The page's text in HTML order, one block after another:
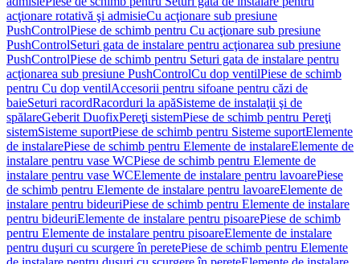
acţionare rotativă şi admisieCu acţionare sub presiune
PushControlPiese de schimb pentru Cu acţionare sub presiune
PushControlSeturi gata de instalare pentru acţionarea sub presiune
PushControlPiese de schimb pentru Seturi gata de instalare pentru
acţionarea sub presiune PushControlCu dop ventilPiese de schimb
pentru Cu dop ventilAccesorii pentru sifoane pentru căzi de
baieSeturi racordRacorduri la apăSisteme de instalaţii şi de
spălareGeberit DuofixPereţi sistemPiese de schimb pentru Pereţi
sistemSisteme suportPiese de schimb pentru Sisteme suportElemente
de instalarePiese de schimb pentru Elemente de instalareElemente de
instalare pentru vase WCPiese de schimb pentru Elemente de
instalare pentru vase WCElemente de instalare pentru lavoarePiese
de schimb pentru Elemente de instalare pentru lavoareElemente de
instalare pentru bideuriPiese de schimb pentru Elemente de instalare
pentru bideuriElemente de instalare pentru pisoarePiese de schimb
pentru Elemente de instalare pentru pisoareElemente de instalare
pentru duşuri cu scurgere în peretePiese de schimb pentru Elemente